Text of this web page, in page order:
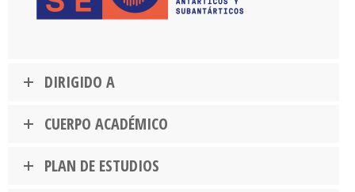
DIRIGIDO A
CUERPO ACADÉMICO
PLAN DE ESTUDIOS